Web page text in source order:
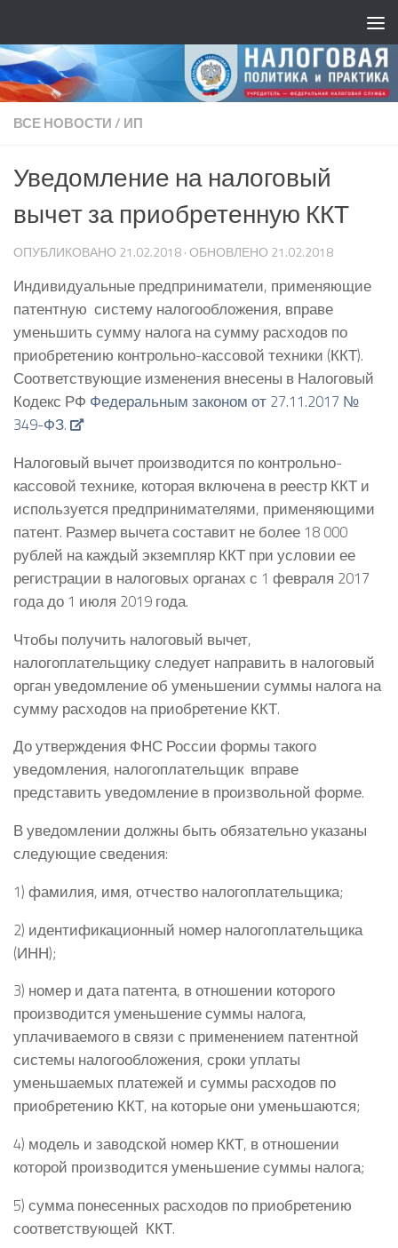
ВСЕ НОВОСТИ/ ИП
Уведомление на налоговый
вычет за приобретенную ККТ
ОПУБЛИКОВАНО 21.02.2018· ОБНОВЛЕНО 21.02.2018
Индивидуальные предприниматели, применяющие
патентную систему налогообложения, вправе
уменьшить сумму налога на сумму расходов по
приобретению контрольно-кассовой техники (ККТ).
Соответствующие изменения внесены в Налоговый
Кодекс РФ Федеральным законом от 27.11.2017 №
349-ФЗ.
Налоговый вычет производится по контрольно-
кассовой технике, которая включена в реестр ККТ и
используется предпринимателями, применяющими
патент. Размер вычета составит не более 18 000
рублей на каждый экземпляр ККТ при условии ее
регистрации в налоговых органах с 1 февраля 2017
года до 1 июля 2019 года.
Чтобы получить налоговый вычет,
налогоплательщику следует направить в налоговый
орган уведомление об уменьшении суммы налога на
сумму расходов на приобретение ККТ.
До утверждения ФНС России формы такого
уведомления, налогоплательщик вправе
представить уведомление в произвольной форме.
В уведомлении должны быть обязательно указаны
следующие сведения:
1) фамилия, имя, отчество налогоплательщика;
2) идентификационный номер налогоплательщика
(ИНН);
3) номер и дата патента, в отношении которого
производится уменьшение суммы налога,
уплачиваемого в связи с применением патентной
системы налогообложения, сроки уплаты
уменьшаемых платежей и суммы расходов по
приобретению ККТ, на которые они уменьшаются;
4) модель и заводской номер ККТ, в отношении
которой производится уменьшение суммы налога;
5) сумма понесенных расходов по приобретению
соответствующей ККТ.